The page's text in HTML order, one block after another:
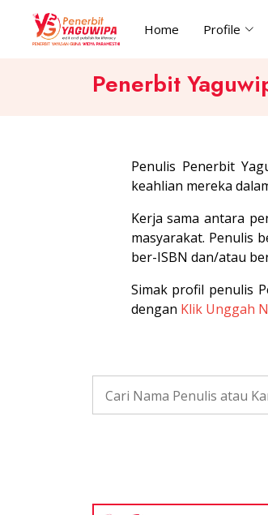
Home Profile
Penerbit
Penulis Penerbit
keahlian mereka
Kerja sama antara
masyarakat. Penulis
ber-ISBN dan/atau
Simak profil penulis
dengan Klik Unggah